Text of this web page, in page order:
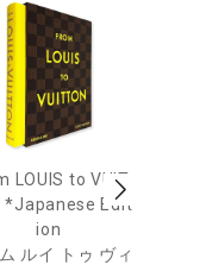
LOUIS to VUIT
*Japanese Edit
ion
ルイ トゥ ヴィ